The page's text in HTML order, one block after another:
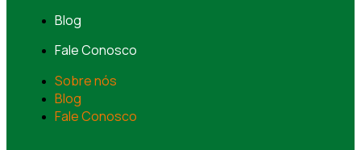
Blog
Fale Conosco
Sobre nós
Blog
Fale Conosco